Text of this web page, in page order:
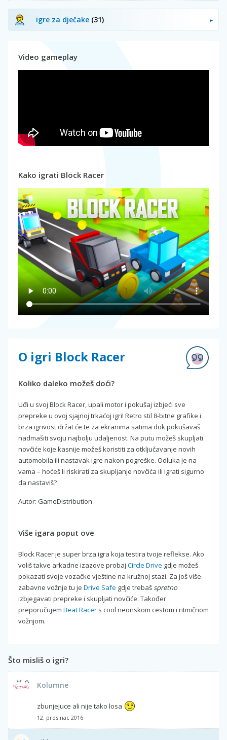
igre za dječake (31)
Video gameplay
Kako igrati Block Racer
O igri Block Racer
Koliko daleko možeš doći?
Uđi u svoj Block Racer, upali motor i pokušaj izbjeći sve
prepreke u ovoj sjajnoj trkaćoj igri! Retro stil 8-bitne grafike i
brza igrivost držat će te za ekranima satima dok pokušavaš
nadmašiti svoju najbolju udaljenost. Na putu možeš skupljati
novčiće koje kasnije možeš koristiti za otključavanje novih
automobila ili nastavak igre nakon pogreške. Odluka je na
vama – hoćeš li riskirati za skupljanje novčića ili igrati sigurno
da nastaviš?
Autor: GameDistribution
Više igara poput ove
Block Racer je super brza igra koja testira tvoje reflekse. Ako
voliš takve arkadne izazove probaj Circle Drive gdje možeš
pokazati svoje vozačke vještine na kružnoj stazi. Za još više
zabavne vožnje tu je Drive Safe gdje trebašspretno
izbjegavati prepreke i skupljati novčiće. Također
preporučujem Beat Racer s cool neonskom cestom i ritmičnom
vožnjom.
Što misliš o igri?
Kolumne
zbunjejuce ali nije tako losa
12. prosinac 2016